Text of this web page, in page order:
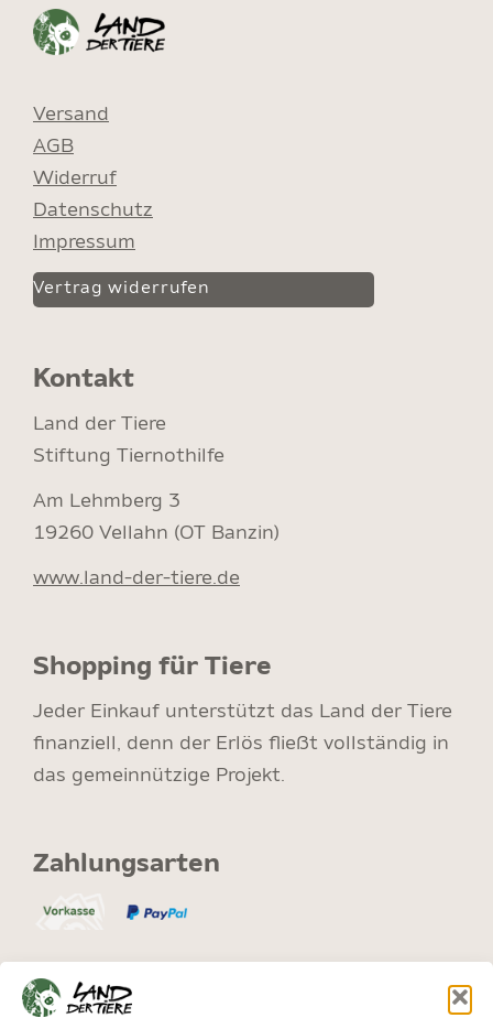
Versand
AGB
Widerruf
Datenschutz
Impressum
Vertrag widerrufen
Kontakt
Land der Tiere
Stiftung Tiernothilfe
Am Lehmberg 3
19260 Vellahn (OT Banzin)
www.land-der-tiere.de
Shopping für Tiere
Jeder Einkauf unterstützt das Land der Tiere
finanziell, denn der Erlös fließt vollständig in
das gemeinnützige Projekt.
Zahlungsarten
Versand